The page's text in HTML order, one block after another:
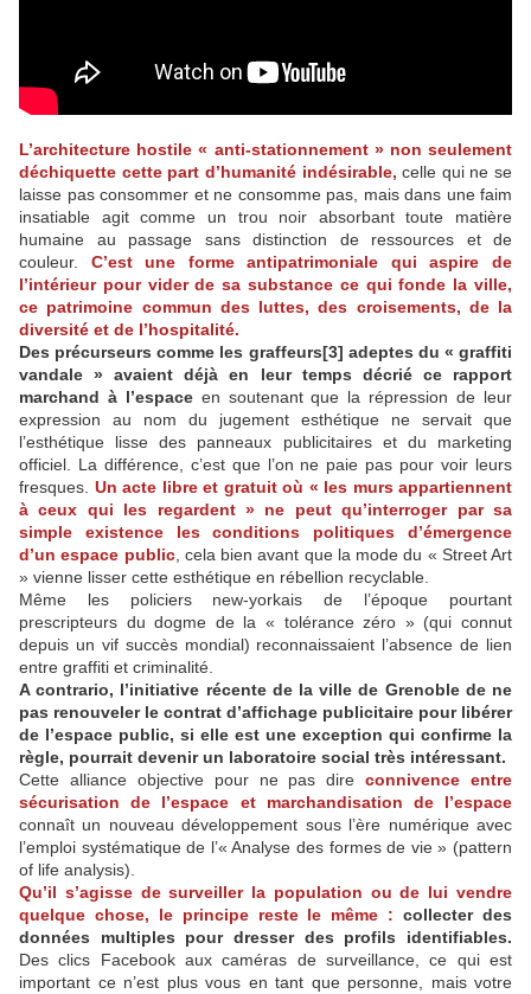
L’architecture hostile « anti-stationnement » non seulement
déchiquette cette part d’humanité indésirable,celle qui ne se
laisse pas consommer et ne consomme pas, mais dans une faim
insatiable agit comme un trou noir absorbant toute matière
humaine au passage sans distinction de ressources et de
couleur.
C’est une forme antipatrimoniale qui aspire de
l’intérieur pour vider de sa substance ce qui fonde la ville,
ce patrimoine commun des luttes, des croisements, de la
diversité et de l’hospitalité.
Des précurseurs comme les graffeurs[3] adeptes du « graffiti
vandale » avaient déjà en leur temps décrié ce rapport
marchand à l’espaceen soutenant que la répression de leur
expression au nom du jugement esthétique ne servait que
l’esthétique lisse des panneaux publicitaires et du marketing
officiel. La différence, c’est que l’on ne paie pas pour voir leurs
fresques. Un acte libre et gratuit où « les murs appartiennent
à ceux qui les regardent » ne peut qu’interroger par sa
simple existence les conditions politiques d’émergence
d’un espace public, cela bien avant que la mode du « Street Art
» vienne lisser cette esthétique en rébellion recyclable.
Même les policiers new-yorkais de l’époque pourtant
prescripteurs du dogme de la « tolérance zéro » (qui connut
depuis un vif succès mondial) reconnaissaient l’absence de lien
entre graffiti et criminalité.
A contrario, l’initiative récente de la ville de Grenoble de ne
pas renouveler le contrat d’affichage publicitaire pour libérer
de l’espace public, si elle est une exception qui confirme la
règle, pourrait devenir un laboratoire social très intéressant.
Cette alliance objective pour ne pas direconnivence entre
sécurisation de l’espace et marchandisation de l’espace
connaît un nouveau développement sous l’ère numérique avec
l’emploi systématique de l’« Analyse des formes de vie » (pattern
of life analysis).
Qu’il s’agisse de surveiller la population ou de lui vendre
quelque chose, le principe reste le même : collecter des
données multiples pour dresser des profils identifiables.
Des clics Facebook aux caméras de surveillance, ce qui est
important ce n’est plus vous en tant que personne, mais votre